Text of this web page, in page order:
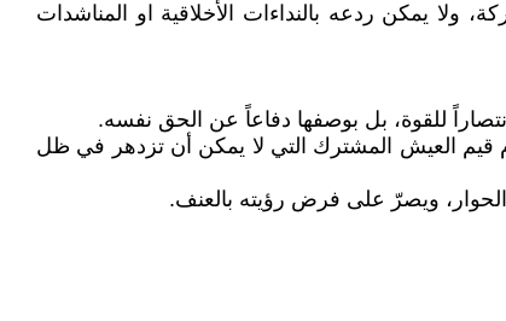
ولا يمكن ردعه بالنداءات الأخلاقية او المناشدات
للقوة، بل بوصفها دفاعاً عن الحق نفسه.
قيم العيش المشترك التي لا يمكن أن تزدهر في ظل
ويصرّ على فرض رؤيته بالعنف.